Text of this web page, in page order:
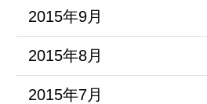
2015年9月
2015年8月
2015年7月